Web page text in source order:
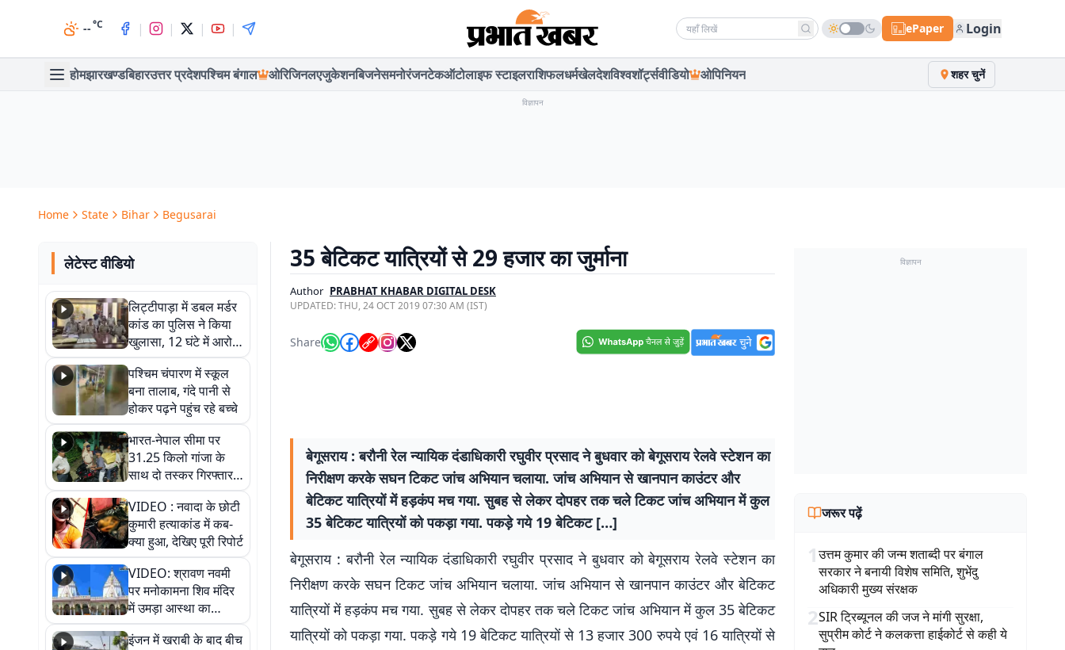
--°C | | | | Search news ePaper Login
होमझारखण्डबिहारउत्तर प्रदेशपश्चिम बंगाल ओरिजिनलएजुकेशनबिजनेसमनोरंजनटेकऑटोलाइफ स्टाइलराशिफलधर्मखेलदेशविश्वशॉर्ट्सवीडियो ओपिनियन शहर चुनें
विज्ञापन
Home State Bihar Begusarai
लेटेस्ट वीडियो
लिट्टीपाड़ा में डबल मर्डर
कांड का पुलिस ने किया
खुलासा, 12 घंटे में आरोपी
गिरफ्तार
पश्चिम चंपारण में स्कूल
बना तालाब, गंदे पानी से
होकर पढ़ने पहुंच रहे बच्चे
भारत-नेपाल सीमा पर
31.25 किलो गांजा के
साथ दो तस्कर गिरफ्तार,
नेपाली नंबर की बाइक
जब्त
VIDEO : नवादा के छोटी
कुमारी हत्याकांड में कब-
क्या हुआ, देखिए पूरी रिपोर्ट
VIDEO: श्रावण नवमी
पर मनोकामना शिव मंदिर
में उमड़ा आस्था का
सैलाब, हर-हर महादेव के
जयघोष से गूंजा परिसर
इंजन में खराबी के बाद बीच
35 बेटिकट यात्रियों से 29 हजार का जुर्माना
Author PRABHAT KHABAR DIGITAL DESK
UPDATED:THU, 24 OCT 2019 07:30 AM (IST)
Share
बेगूसराय : बरौनी रेल न्यायिक दंडाधिकारी रघुवीर प्रसाद ने बुधवार को बेगूसराय रेलवे स्टेशन का
निरीक्षण करके सघन टिकट जांच अभियान चलाया. जांच अभियान से खानपान काउंटर और
बेटिकट यात्रियों में हड़कंप मच गया. सुबह से लेकर दोपहर तक चले टिकट जांच अभियान में कुल
35 बेटिकट यात्रियों को पकड़ा गया. पकड़े गये 19 बेटिकट […]
बेगूसराय : बरौनी रेल न्यायिक दंडाधिकारी रघुवीर प्रसाद ने बुधवार को बेगूसराय रेलवे स्टेशन का
निरीक्षण करके सघन टिकट जांच अभियान चलाया. जांच अभियान से खानपान काउंटर और बेटिकट
यात्रियों में हड़कंप मच गया. सुबह से लेकर दोपहर तक चले टिकट जांच अभियान में कुल 35 बेटिकट
यात्रियों को पकड़ा गया. पकड़े गये 19 बेटिकट यात्रियों से 13 हजार 300 रुपये एवं 16 यात्रियों से
विज्ञापन
जरूर पढ़ें
1उत्तम कुमार की जन्म शताब्दी पर बंगाल
सरकार ने बनायी विशेष समिति, शुभेंदु
अधिकारी मुख्य संरक्षक
2SIR ट्रिब्यूनल की जज ने मांगी सुरक्षा,
सुप्रीम कोर्ट ने कलकत्ता हाईकोर्ट से कही ये